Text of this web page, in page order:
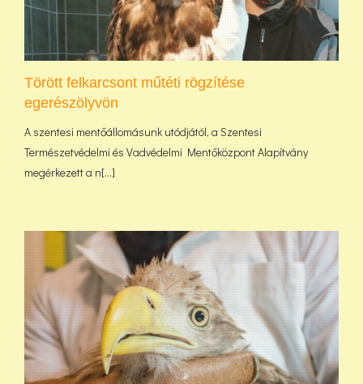
Törött felkarcsont műtéti rögzítése
egerészölyvön
A szentesi mentőállomásunk utódjától, a Szentesi
Természetvédelmi és Vadvédelmi Mentőközpont Alapítvány
megérkezett a n[...]